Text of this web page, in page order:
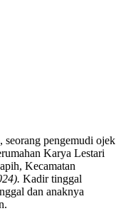
pengemudi ojek
Karya Lestari
Kecamatan
Kadir tinggal
dan anaknya